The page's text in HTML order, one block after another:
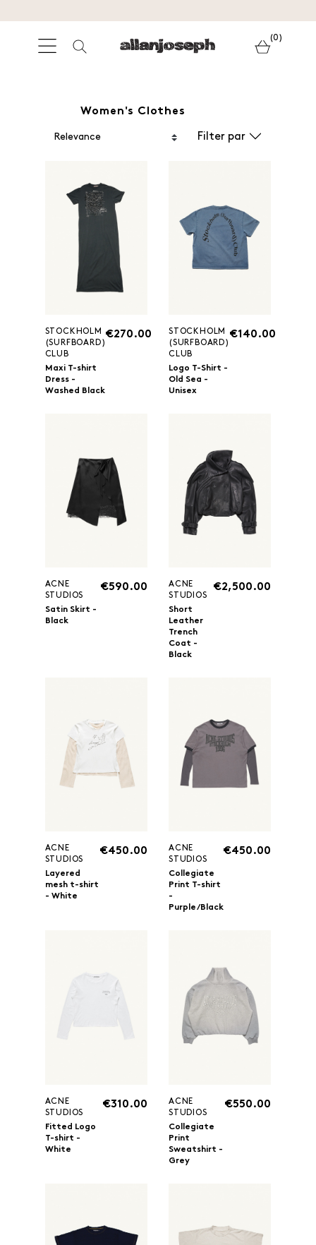
(0)
Women's Clothes
Filter par
STOCKHOLM
(SURFBOARD)
CLUB
Maxi T-shirt
Dress -
Washed Black
€270.00
STOCKHOLM
(SURFBOARD)
CLUB
Logo T-Shirt -
Old Sea -
Unisex
€140.00
ACNE
STUDIOS
Satin Skirt -
Black
€590.00
ACNE
STUDIOS
Short
Leather
Trench
Coat -
Black
€2,500.00
ACNE
STUDIOS
Layered
mesh t-shirt
- White
€450.00
ACNE
STUDIOS
Collegiate
Print T-shirt
-
Purple/Black
€450.00
ACNE
STUDIOS
Fitted Logo
T-shirt -
White
€310.00
ACNE
STUDIOS
Collegiate
Print
Sweatshirt -
Grey
€550.00